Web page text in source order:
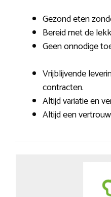
Gezond eten
Bereid met de
Geen onnodige
Vrijblijvende
contracten.
Altijd variatie en
Altijd een